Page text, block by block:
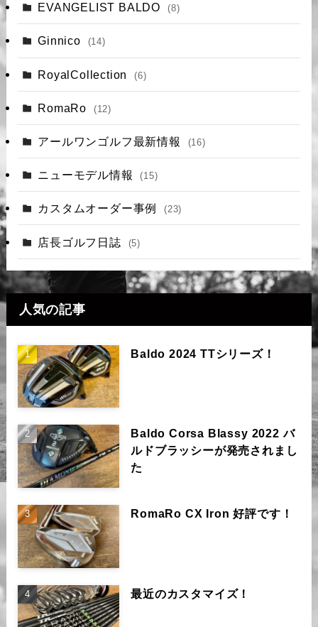
EVANGELIST BALDO (8)
Ginnico (14)
RoyalCollection (6)
RomaRo (12)
アールワンゴルフ最新情報 (16)
ニューモデル情報 (15)
カスタムオーダー事例 (23)
店長ゴルフ日誌 (5)
人気の記事
Baldo 2024 TTシリーズ！
Baldo Corsa Blassy 2022 バ
ルドブラッシーが発売されまし
た
RomaRo CX Iron 好評です！
最近のカスタマイズ！